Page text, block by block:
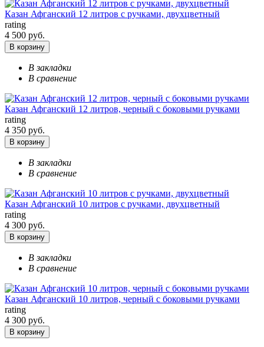
Казан Афганский 12 литров с ручками, двухцветный
rating
4 500 руб.
В корзину
В закладки
В сравнение
Казан Афганский 12 литров, черный с боковыми ручками
rating
4 350 руб.
В корзину
В закладки
В сравнение
Казан Афганский 10 литров с ручками, двухцветный
rating
4 300 руб.
В корзину
В закладки
В сравнение
Казан Афганский 10 литров, черный с боковыми ручками
rating
4 300 руб.
В корзину